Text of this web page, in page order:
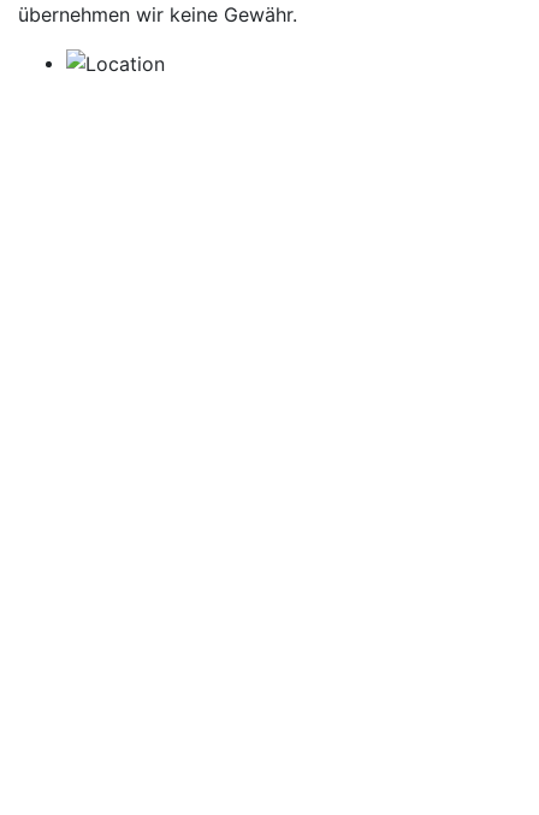
übernehmen wir keine Gewähr.